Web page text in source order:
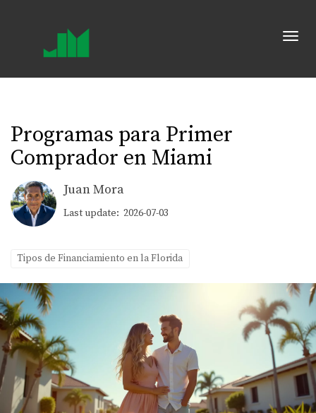
Programas para Primer
Comprador en Miami
Juan Mora
Last update: 2026-07-03
Tipos de Financiamiento en la Florida